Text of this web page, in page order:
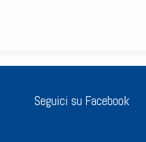
Seguici su Facebook